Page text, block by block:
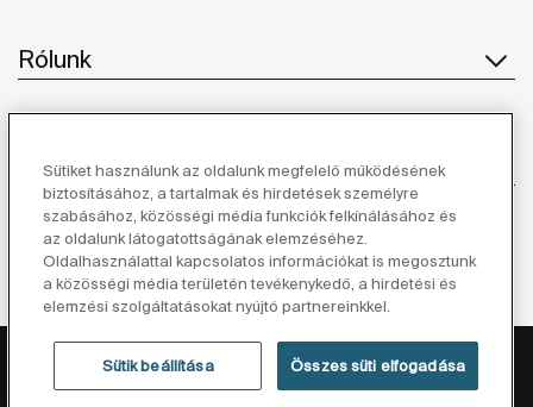
Rólunk
Ihlet
Kövessen minket
Adatvédelmi Tájékoztató
Sütiket használunk az oldalunk megfelelő működésének
biztosításához, a tartalmak és hirdetések személyre
szabásához, közösségi média funkciók felkínálásához és
az oldalunk látogatottságának elemzéséhez.
Oldalhasználattal kapcsolatos információkat is megosztunk
a közösségi média területén tevékenykedő, a hirdetési és
elemzési szolgáltatásokat nyújtó partnereinkkel.
Sütik beállítása Összes süti elfogadása